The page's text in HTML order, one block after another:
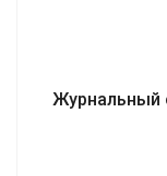
Журнальный